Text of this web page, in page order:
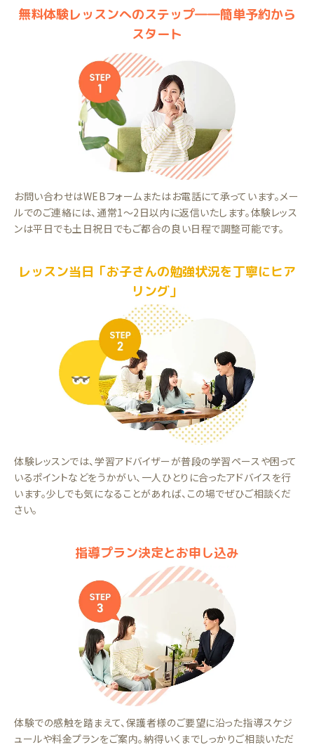
無料体験レッスンへのステップ――簡単予約から
スタート
お問い合わせはWEBフォームまたはお電話にて承っています。メー
ルでのご連絡には、通常1～2日以内に返信いたします。体験レッス
ンは平日でも土日祝日でもご都合の良い日程で調整可能です。
レッスン当日「お子さんの勉強状況を丁寧にヒア
リング」
体験レッスンでは、学習アドバイザーが普段の学習ペースや困って
いるポイントなどをうかがい、一人ひとりに合ったアドバイスを行
います。少しでも気になることがあれば、この場でぜひご相談くだ
さい。
指導プラン決定とお申し込み
体験での感触を踏まえて、保護者様のご要望に沿った指導スケジ
ュールや料金プランをご案内。納得いくまでしっかりご相談いただ